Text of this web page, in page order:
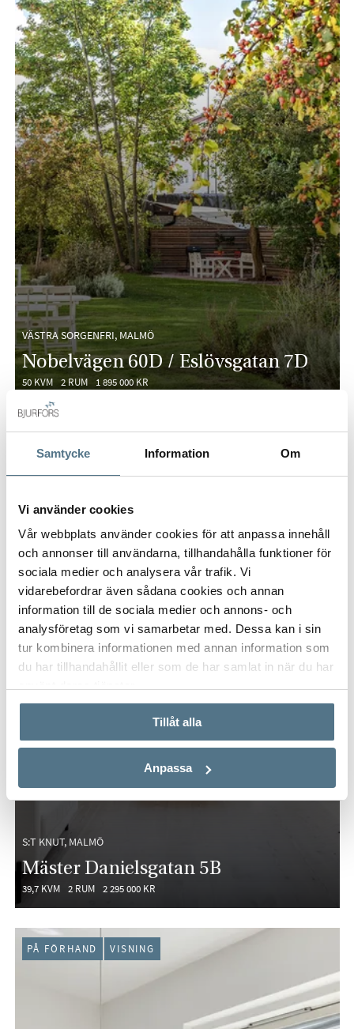
Samtycke Information Om
Vi använder cookies
Vår webbplats använder cookies för att anpassa innehåll
och annonser till användarna, tillhandahålla funktioner för
sociala medier och analysera vår trafik. Vi
vidarebefordrar även sådana cookies och annan
information till de sociala medier och annons- och
analysföretag som vi samarbetar med. Dessa kan i sin
tur kombinera informationen med annan information som
du har tillhandahållit eller som de har samlat in när du har
Tillåt alla
Anpassa
VÄSTRA SORGENFRI, MALMÖ
Nobelvägen 60D / Eslövsgatan 7D
50 KVM 2 RUM 1 895 000 KR
S:T KNUT, MALMÖ
Mäster Danielsgatan 5B
39,7 KVM 2 RUM 2 295 000 KR
PÅ FÖRHAND VISNING